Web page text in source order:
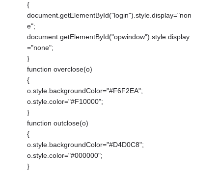
{
document.getElementById("login").style.display="non
e";
document.getElementById("opwindow").style.display
="none";
}
function overclose(o)
{
o.style.backgroundColor="#F6F2EA";
o.style.color="#F10000";
}
function outclose(o)
{
o.style.backgroundColor="#D4D0C8";
o.style.color="#000000";
}